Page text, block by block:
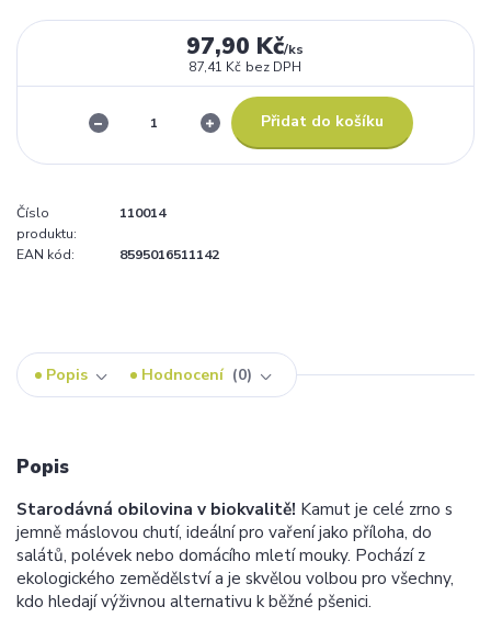
97,90 Kč/ks
87,41 Kč bez DPH
Přidat do košíku
Číslo
produktu:
110014
EAN kód: 8595016511142
Popis Hodnocení 0
Popis
Starodávná obilovina v biokvalitě! Kamut je celé zrno s
jemně máslovou chutí, ideální pro vaření jako příloha, do
salátů, polévek nebo domácího mletí mouky. Pochází z
ekologického zemědělství a je skvělou volbou pro všechny,
kdo hledají výživnou alternativu k běžné pšenici.